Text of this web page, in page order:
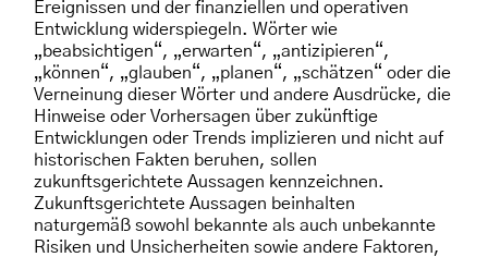
Ereignissen und der finanziellen und operativen
Entwicklung widerspiegeln. Wörter wie
„beabsichtigen“, „erwarten“, „antizipieren“,
„können“, „glauben“, „planen“, „schätzen“ oder die
Verneinung dieser Wörter und andere Ausdrücke, die
Hinweise oder Vorhersagen über zukünftige
Entwicklungen oder Trends implizieren und nicht auf
historischen Fakten beruhen, sollen
zukunftsgerichtete Aussagen kennzeichnen.
Zukunftsgerichtete Aussagen beinhalten
naturgemäß sowohl bekannte als auch unbekannte
Risiken und Unsicherheiten sowie andere Faktoren,